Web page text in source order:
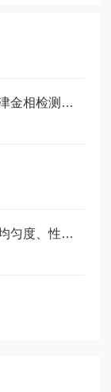
金刚石悬浮液采购全攻略：如何筛选天津金相检测等靠谱生产厂家
国产金相砂纸找哪家？背胶设计、磨料均匀度、性价比三维度选型参考